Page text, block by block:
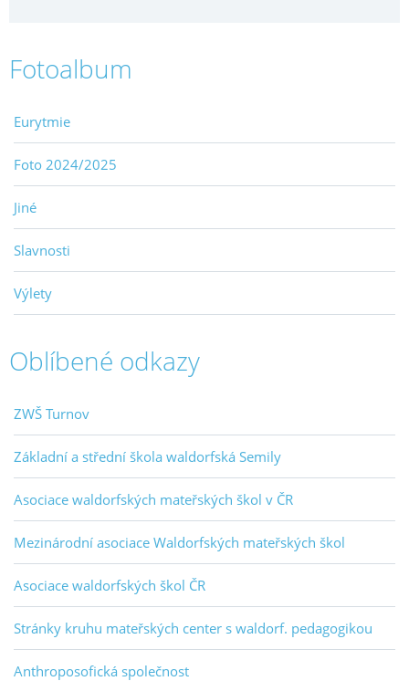
Fotoalbum
Eurytmie
Foto 2024/2025
Jiné
Slavnosti
Výlety
Oblíbené odkazy
ZWŠ Turnov
Základní a střední škola waldorfská Semily
Asociace waldorfských mateřských škol v ČR
Mezinárodní asociace Waldorfských mateřských škol
Asociace waldorfských škol ČR
Stránky kruhu mateřských center s waldorf. pedagogikou
Anthroposofická společnost